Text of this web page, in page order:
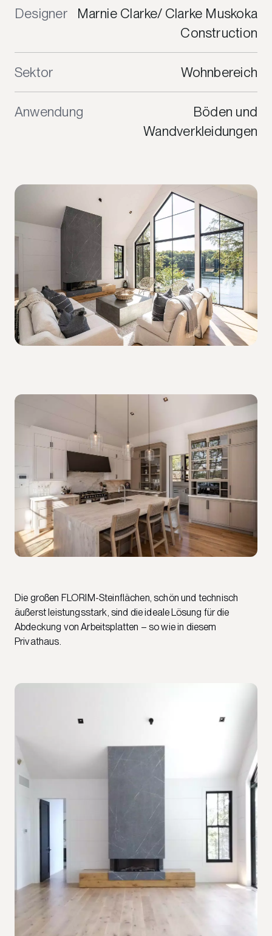
Designer
Marnie Clarke/ Clarke Muskoka
Construction
Sektor Wohnbereich
Anwendung
Böden und
Wandverkleidungen
Die großen FLORIM-Steinflächen, schön und technisch
äußerst leistungsstark, sind die ideale Lösung für die
Abdeckung von Arbeitsplatten – so wie in diesem
Privathaus.